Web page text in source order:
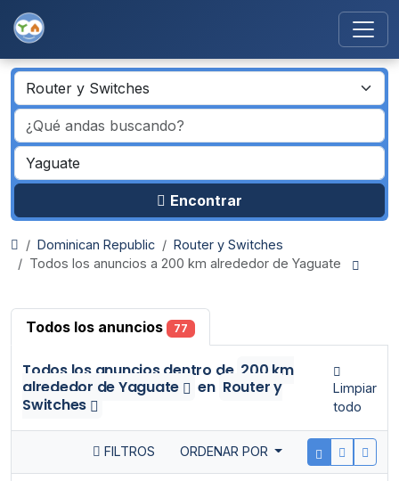
Encontrar
Dominican Republic
Router y Switches
Todos los anuncios a 200 km alrededor de Yaguate
Todos los anuncios 77
Todos los anunciosdentro de 200 km
alrededor de Yaguate
en Router y
Switches
Limpiar
todo
FILTROS ORDENAR POR